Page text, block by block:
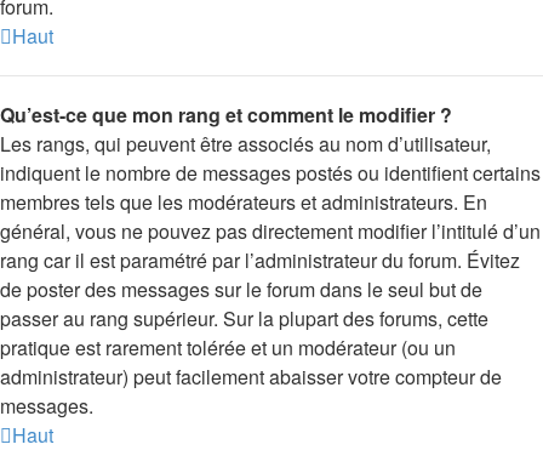
forum.
Haut
Qu’est-ce que mon rang et comment le modifier ?
Les rangs, qui peuvent être associés au nom d’utilisateur,
indiquent le nombre de messages postés ou identifient certains
membres tels que les modérateurs et administrateurs. En
général, vous ne pouvez pas directement modifier l’intitulé d’un
rang car il est paramétré par l’administrateur du forum. Évitez
de poster des messages sur le forum dans le seul but de
passer au rang supérieur. Sur la plupart des forums, cette
pratique est rarement tolérée et un modérateur (ou un
administrateur) peut facilement abaisser votre compteur de
messages.
Haut